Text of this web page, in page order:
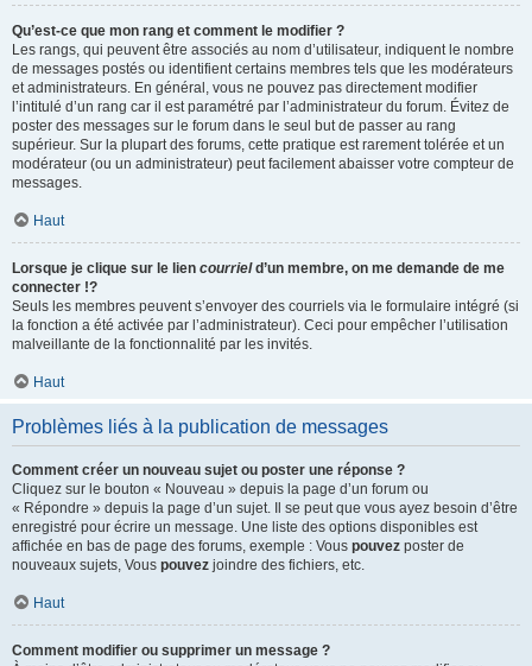
Qu’est-ce que mon rang et comment le modifier ?
Les rangs, qui peuvent être associés au nom d’utilisateur, indiquent le nombre
de messages postés ou identifient certains membres tels que les modérateurs
et administrateurs. En général, vous ne pouvez pas directement modifier
l’intitulé d’un rang car il est paramétré par l’administrateur du forum. Évitez de
poster des messages sur le forum dans le seul but de passer au rang
supérieur. Sur la plupart des forums, cette pratique est rarement tolérée et un
modérateur (ou un administrateur) peut facilement abaisser votre compteur de
messages.
Haut
Lorsque je clique sur le lien courrield’un membre, on me demande de me
connecter !?
Seuls les membres peuvent s’envoyer des courriels via le formulaire intégré (si
la fonction a été activée par l’administrateur). Ceci pour empêcher l’utilisation
malveillante de la fonctionnalité par les invités.
Haut
Problèmes liés à la publication de messages
Comment créer un nouveau sujet ou poster une réponse ?
Cliquez sur le bouton « Nouveau » depuis la page d’un forum ou
« Répondre » depuis la page d’un sujet. Il se peut que vous ayez besoin d’être
enregistré pour écrire un message. Une liste des options disponibles est
affichée en bas de page des forums, exemple : Vous pouvez poster de
nouveaux sujets, Vous pouvez joindre des fichiers, etc.
Haut
Comment modifier ou supprimer un message ?